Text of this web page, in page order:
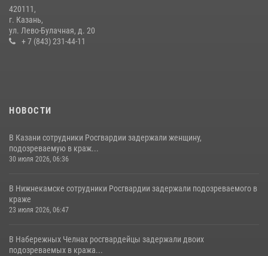
15 июля отмечается День образования подразделений связи
Росгвардии
15 июля 2026, 08:41
420111,
г. Казань,
ул. Лево-Булачная, д. 20
+ 7 (843) 231-44-11
НОВОСТИ
В Казани сотрудники Росгвардии задержали женщину,
подозреваемую в краж...
30 июля 2026, 06:36
В Нижнекамске сотрудники Росгвардии задержали подозреваемого в
краже
23 июля 2026, 06:47
В Набережных Челнах росгвардейцы задержали двоих
подозреваемых в кража...